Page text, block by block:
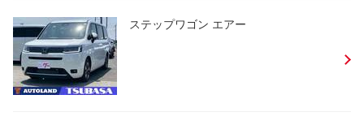
ステップワゴン エアー